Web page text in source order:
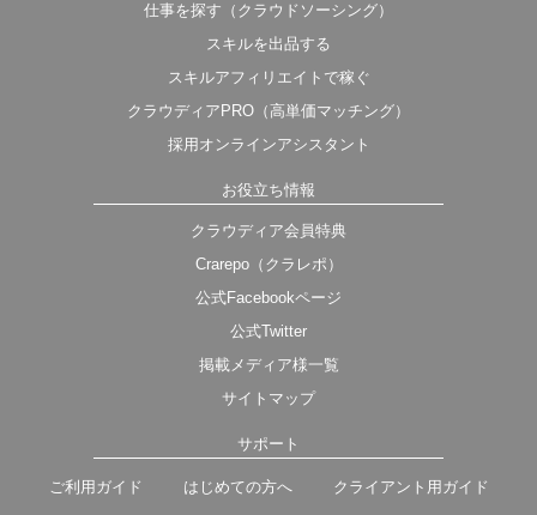
仕事を探す（クラウドソーシング）
スキルを出品する
スキルアフィリエイトで稼ぐ
クラウディアPRO（高単価マッチング）
採用オンラインアシスタント
お役立ち情報
クラウディア会員特典
Crarepo（クラレポ）
公式Facebookページ
公式Twitter
掲載メディア様一覧
サイトマップ
サポート
ご利用ガイド はじめての方へ クライアント用ガイド